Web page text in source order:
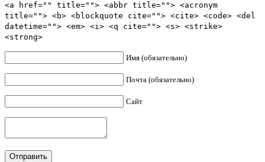
<a href="" title=""> <abbr title=""> <acronym
title=""> <b> <blockquote cite=""> <cite> <code> <del
datetime=""> <em> <i> <q cite=""> <s> <strike>
<strong>
Имя (обязательно)
Почта (обязательно)
Сайт